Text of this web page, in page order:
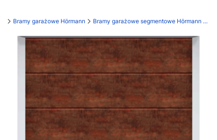
Bramy garażowe Hörmann Bramy garażowe segmentowe Hörmann LPU 42